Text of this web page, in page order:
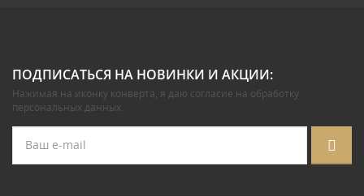
ПОДПИСАТЬСЯ НА НОВИНКИ И АКЦИИ:
Нажимая на иконку конверта, я даю согласие на обработку
персональных данных.